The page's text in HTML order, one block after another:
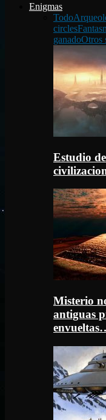
Enigmas
Todo
circles
ganadoOtros
Estudio
Misterio
antiguas